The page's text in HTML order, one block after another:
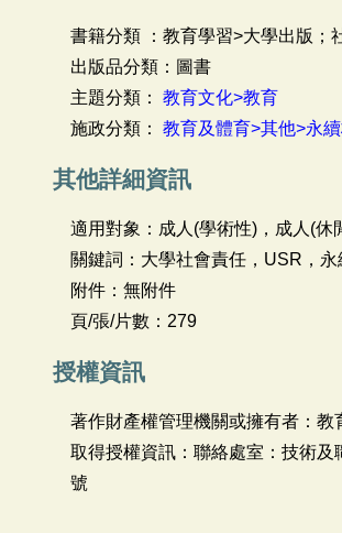
書籍分類 ：教育學習>大學出版；
出版品分類：圖書
主題分類： 教育文化>教育
施政分類： 教育及體育>其他>永
其他詳細資訊
適用對象：成人(學術性)，成人(休
關鍵詞：大學社會責任，USR，
附件：無附件
頁/張/片數：279
授權資訊
著作財產權管理機關或擁有者：教
取得授權資訊：聯絡處室：技術
號